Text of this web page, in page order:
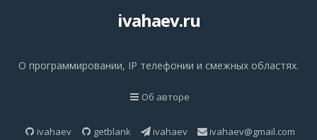
ivahaev.ru
О программировании, IP телефонии и смежных областях.
Об авторе
ivahaev getblank ivahaev ivahaev@gmail.com